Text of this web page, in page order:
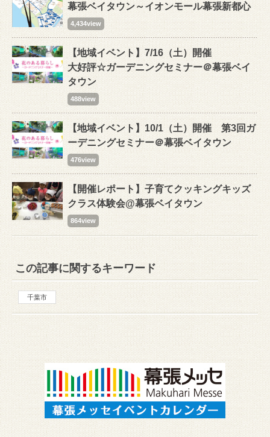
幕張ベイタウン～イオンモール幕張新都心
4,434view
【地域イベント】7/16（土）開催
大好評☆ガーデニングセミナー＠幕張ベイ
タウン
488view
【地域イベント】10/1（土）開催 第3回ガ
ーデニングセミナー＠幕張ベイタウン
476view
【開催レポート】子育てクッキングキッズ
クラス体験会@幕張ベイタウン
864view
この記事に関するキーワード
千葉市